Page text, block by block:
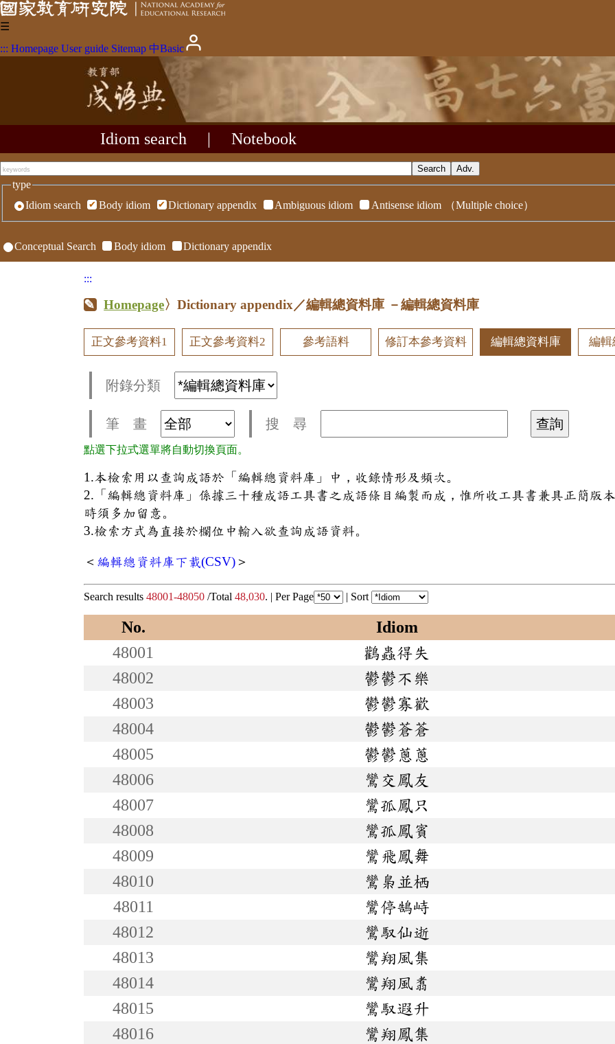
☰
::: Homepage User guide Sitemap 中Basic
Idiom search Notebook
type
Idiom search
Body idiom Dictionary appendix Ambiguous idiom Antisense idiom （Multiple choice）
Conceptual Search Body idiom Dictionary appendix
:::
Homepage〉Dictionary appendix／編輯總資料庫 －編輯總資料庫
正文參考資料1 正文參考資料2 參考語料 修訂本參考資料 編輯總資料庫 編輯
附錄分類
筆 畫 搜 尋
點選下拉式選單將自動切換頁面。
1.本檢索用以查詢成語於「編輯總資料庫」中，收錄情形及頻次。
2.「編輯總資料庫」係據三十種成語工具書之成語條目編製而成，惟所收工具書兼具正簡版
時須多加留意。
3.檢索方式為直接於欄位中輸入欲查詢成語資料。
＜ 編輯總資料庫下載(CSV)＞
Search results 48001-48050 /Total 48,030. | Per Page | Sort
No. Idiom
48001
鸛蟲得失
48002
鬱鬱不樂
48003
鬱鬱寡歡
48004
鬱鬱蒼蒼
48005
鬱鬱蔥蔥
48006
鸞交鳳友
48007
鸞孤鳳只
48008
鸞孤鳳賓
48009
鸞飛鳳舞
48010
鸞梟並栖
48011
鸞停鵠峙
48012
鸞馭仙逝
48013
鸞翔風集
48014
鸞翔風翥
48015
鸞馭遐升
48016
鸞翔鳳集